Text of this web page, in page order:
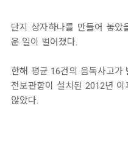
단지 상자하나를 만들어 놓았
운 일이 벌어졌다.
한해 평균 16건의 음독사고가
전보관함이 설치된 2012년
않았다.